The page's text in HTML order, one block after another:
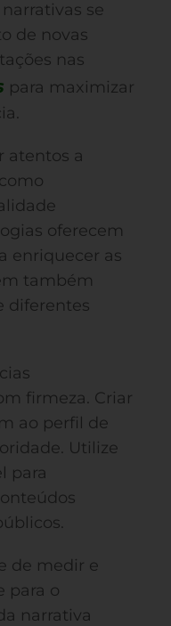
se
de novas
nas
para maximizar
atentos a
oferecem
enriquecer as
também
diferentes
firmeza. Criar
ao perfil de
Utilize
para
de medir e
para o
narrativa